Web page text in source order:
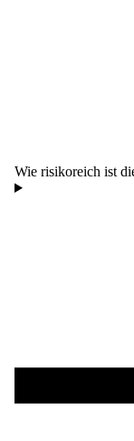
Wie risikoreich ist